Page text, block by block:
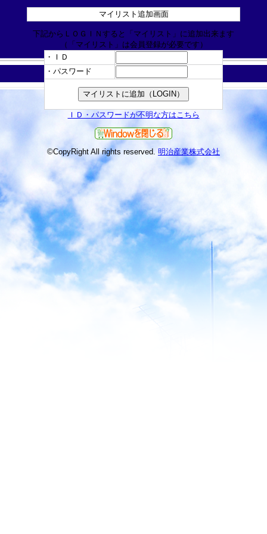
マイリスト追加画面
下記からＬＯＧＩＮすると「マイリスト」に追加出来ます
（「マイリスト」は会員登録が必要です）
・ＩＤ
・パスワード
ＩＤ・パスワードが不明な方はこちら
©CopyRight All rights reserved. 明治産業株式会社